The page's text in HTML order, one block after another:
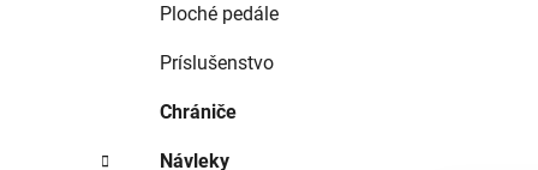
Ploché pedále
Príslušenstvo
Chrániče
Návleky